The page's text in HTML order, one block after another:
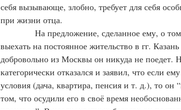
себя вызывающе, злобно, требует для себя
при жизни отца.
На предложение, сделанное ему, о том,
выехать на постоянное жительство в гг.
добровольно из Москвы он никуда не
категорически отказался и заявил, что если
условия (дача, квартира, пенсия и т. д.), то он
том, что осудили его в своё время